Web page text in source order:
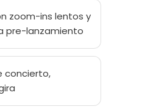
zoom-ins lentos y
pre-lanzamiento
concierto,